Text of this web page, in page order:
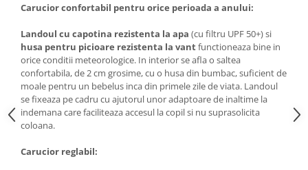
Carucior confortabil pentru orice perioada a anului:
Landoul cu capotina rezistenta la apa (cu filtru UPF 50+) si
husa pentru picioare rezistenta la vantfunctioneaza bine in
orice conditii meteorologice. In interior se afla o saltea
confortabila, de 2 cm grosime, cu o husa din bumbac, suficient de
moale pentru un bebelus inca din primele zile de viata. Landoul
se fixeaza pe cadru cu ajutorul unor adaptoare de inaltime la
indemana care faciliteaza accesul la copil si nu suprasolicita
coloana.
Carucior reglabil: